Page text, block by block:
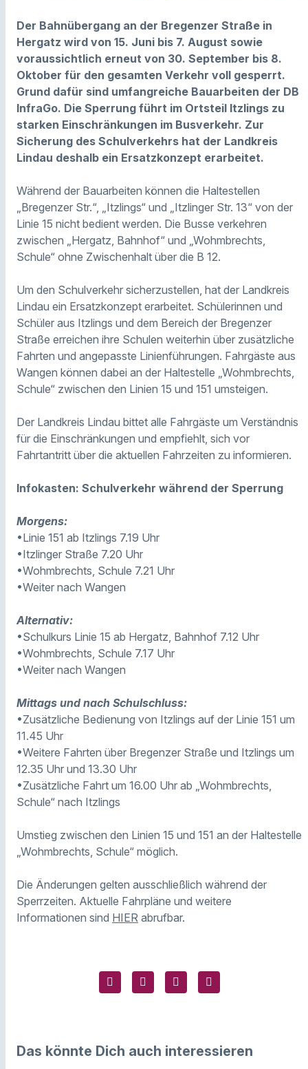
Der Bahnübergang an der Bregenzer Straße in
Hergatz wird von 15. Juni bis 7. August sowie
voraussichtlich erneut von 30. September bis 8.
Oktober für den gesamten Verkehr voll gesperrt.
Grund dafür sind umfangreiche Bauarbeiten der DB
InfraGo. Die Sperrung führt im Ortsteil Itzlings zu
starken Einschränkungen im Busverkehr. Zur
Sicherung des Schulverkehrs hat der Landkreis
Lindau deshalb ein Ersatzkonzept erarbeitet.
Während der Bauarbeiten können die Haltestellen
„Bregenzer Str.“, „Itzlings“ und „Itzlinger Str. 13“ von der
Linie 15 nicht bedient werden. Die Busse verkehren
zwischen „Hergatz, Bahnhof“ und „Wohmbrechts,
Schule“ ohne Zwischenhalt über die B 12.
Um den Schulverkehr sicherzustellen, hat der Landkreis
Lindau ein Ersatzkonzept erarbeitet. Schülerinnen und
Schüler aus Itzlings und dem Bereich der Bregenzer
Straße erreichen ihre Schulen weiterhin über zusätzliche
Fahrten und angepasste Linienführungen. Fahrgäste aus
Wangen können dabei an der Haltestelle „Wohmbrechts,
Schule“ zwischen den Linien 15 und 151 umsteigen.
Der Landkreis Lindau bittet alle Fahrgäste um Verständnis
für die Einschränkungen und empfiehlt, sich vor
Fahrtantritt über die aktuellen Fahrzeiten zu informieren.
Infokasten: Schulverkehr während der Sperrung
Morgens:
•Linie 151 ab Itzlings 7.19 Uhr
•Itzlinger Straße 7.20 Uhr
•Wohmbrechts, Schule 7.21 Uhr
•Weiter nach Wangen
Alternativ:
•Schulkurs Linie 15 ab Hergatz, Bahnhof 7.12 Uhr
•Wohmbrechts, Schule 7.17 Uhr
•Weiter nach Wangen
Mittags und nach Schulschluss:
•Zusätzliche Bedienung von Itzlings auf der Linie 151 um
11.45 Uhr
•Weitere Fahrten über Bregenzer Straße und Itzlings um
12.35 Uhr und 13.30 Uhr
•Zusätzliche Fahrt um 16.00 Uhr ab „Wohmbrechts,
Schule“ nach Itzlings
Umstieg zwischen den Linien 15 und 151 an der Haltestelle
„Wohmbrechts, Schule“ möglich.
Die Änderungen gelten ausschließlich während der
Sperrzeiten. Aktuelle Fahrpläne und weitere
Informationen sind HIER abrufbar.
Das könnte Dich auch interessieren